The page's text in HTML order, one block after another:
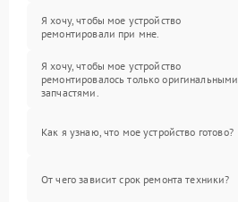
Я хочу, чтобы мое устройство
ремонтировали при мне.
Я хочу, чтобы мое устройство
ремонтировалось только оригинальными
запчастями.
Как я узнаю, что мое устройство готово?
От чего зависит срок ремонта техники?